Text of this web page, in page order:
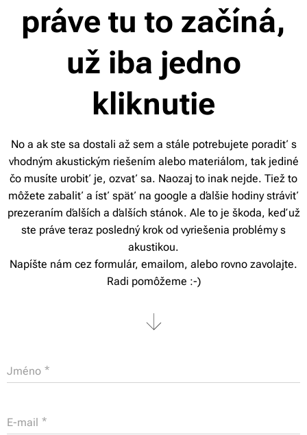
práve tu to začíná,
už iba jedno
kliknutie
No a ak ste sa dostali až sem a stále potrebujete poradiť s
vhodným akustickým riešením alebo materiálom, tak jediné
čo musíte urobiť je, ozvať sa. Naozaj to inak nejde. Tiež to
môžete zabaliť a ísť späť na google a ďalšie hodiny stráviť
prezeraním ďalších a ďalších stánok. Ale to je škoda, keď už
ste práve teraz posledný krok od vyriešenia problémy s
akustikou.
Napíšte nám cez formulár, emailom, alebo rovno zavolajte.
Radi pomôžeme :-)
Jméno
E-mail